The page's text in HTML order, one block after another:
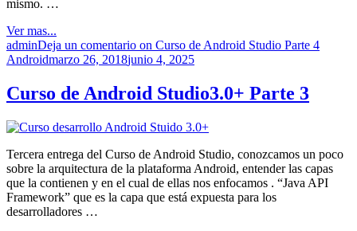
mismo. …
Ver mas...
adminDeja un comentario on Curso de Android Studio Parte 4
Androidmarzo 26, 2018junio 4, 2025
Curso de Android Studio3.0+ Parte 3
Tercera entrega del Curso de Android Studio, conozcamos un poco
sobre la arquitectura de la plataforma Android, entender las capas
que la contienen y en el cual de ellas nos enfocamos . “Java API
Framework” que es la capa que está expuesta para los
desarrolladores …